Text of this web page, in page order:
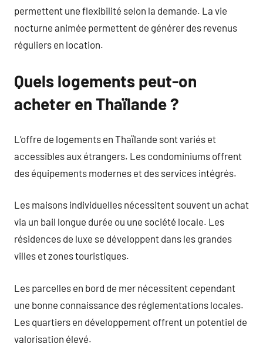
permettent une flexibilité selon la demande. La vie
nocturne animée permettent de générer des revenus
réguliers en location.
Quels logements peut-on
acheter en Thaïlande ?
L’offre de logements en Thaïlande sont variés et
accessibles aux étrangers. Les condominiums offrent
des équipements modernes et des services intégrés.
Les maisons individuelles nécessitent souvent un achat
via un bail longue durée ou une société locale. Les
résidences de luxe se développent dans les grandes
villes et zones touristiques.
Les parcelles en bord de mer nécessitent cependant
une bonne connaissance des réglementations locales.
Les quartiers en développement offrent un potentiel de
valorisation élevé.